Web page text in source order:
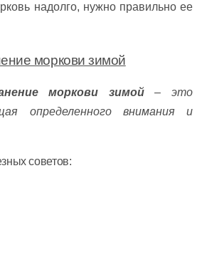
надолго, нужно правильно ее
моркови зимой
моркови зимой– это
определенного внимания и
советов: